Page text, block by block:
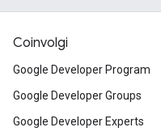
Coinvolgi
Google Developer Program
Google Developer Groups
Google Developer Experts